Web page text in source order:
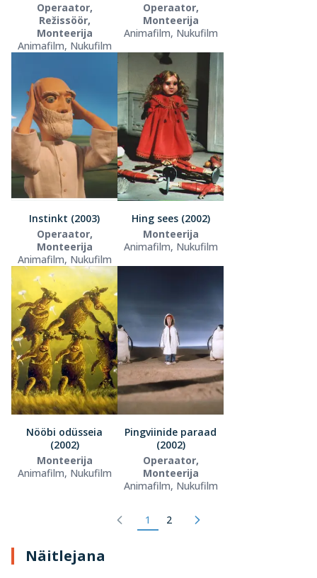
Operaator,
Režissöör,
Monteerija
Animafilm, Nukufilm
Operaator,
Monteerija
Animafilm, Nukufilm
Instinkt (2003)
Operaator,
Monteerija
Animafilm, Nukufilm
Hing sees (2002)
Monteerija
Animafilm, Nukufilm
Nööbi odüsseia
(2002)
Monteerija
Animafilm, Nukufilm
Pingviinide paraad
(2002)
Operaator,
Monteerija
Animafilm, Nukufilm
1 2
Näitlejana